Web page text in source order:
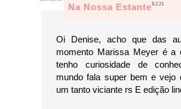
Na Nossa Estante8.2.21
Oi Denise, acho que das
momento Marissa Meyer é a
tenho curiosidade de
mundo fala super bem e vejo
um tanto viciante rs E edição